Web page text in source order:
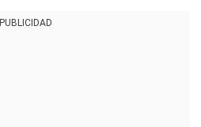
PUBLICIDAD